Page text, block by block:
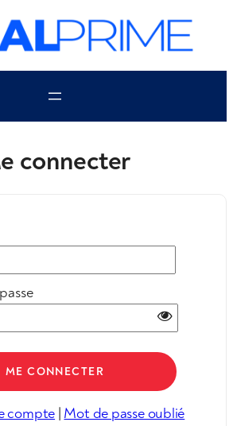
connecter
compte | Mot de passe oublié